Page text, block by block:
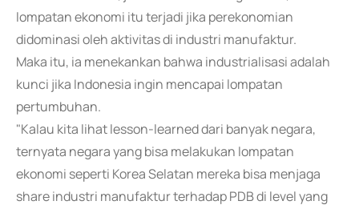
lompatan ekonomi itu terjadi jika perekonomian
didominasi oleh aktivitas di industri manufaktur.
Maka itu, ia menekankan bahwa industrialisasi adalah
kunci jika Indonesia ingin mencapai lompatan
pertumbuhan.
"Kalau kita lihat lesson-learned dari banyak negara,
ternyata negara yang bisa melakukan lompatan
ekonomi seperti Korea Selatan mereka bisa menjaga
share industri manufaktur terhadap PDB di level yang